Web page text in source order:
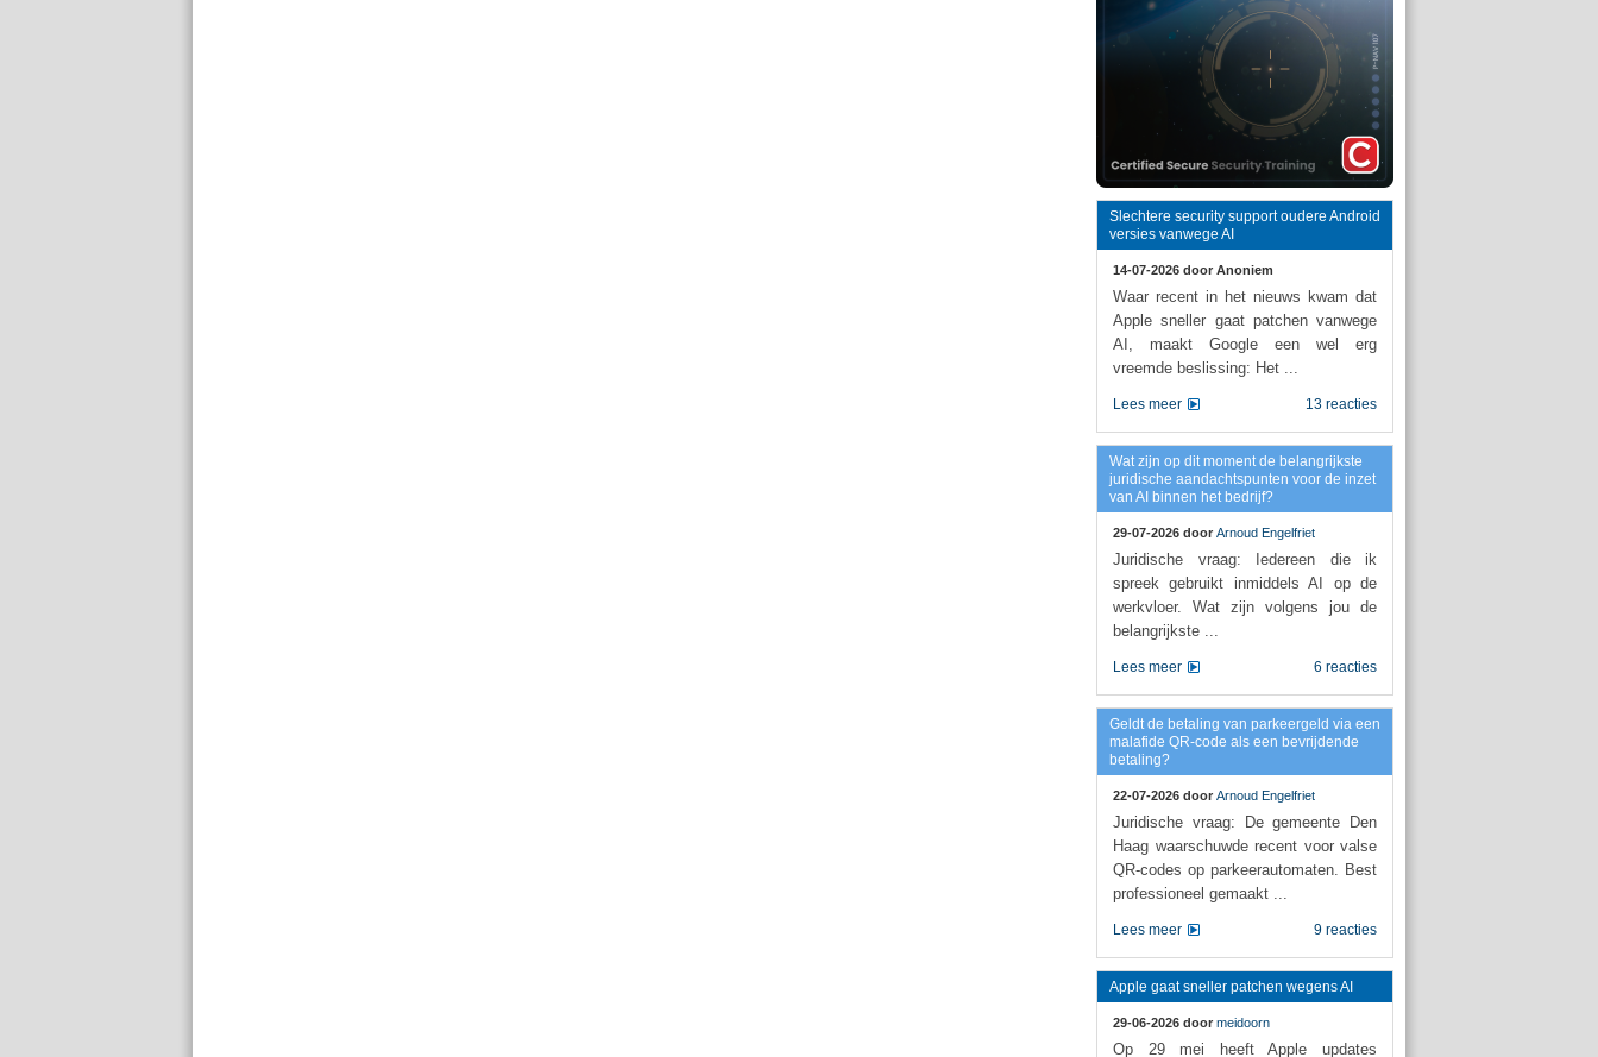
Slechtere security support oudere Android
versies vanwege AI
14-07-2026 door Anoniem
Waar recent in het nieuws kwam dat
Apple sneller gaat patchen vanwege
AI, maakt Google een wel erg
vreemde beslissing: Het ...
13 reacties
Lees meer
Wat zijn op dit moment de belangrijkste
juridische aandachtspunten voor de inzet
van AI binnen het bedrijf?
29-07-2026 door Arnoud Engelfriet
Juridische vraag: Iedereen die ik
spreek gebruikt inmiddels AI op de
werkvloer. Wat zijn volgens jou de
belangrijkste ...
6 reacties
Lees meer
Geldt de betaling van parkeergeld via een
malafide QR-code als een bevrijdende
betaling?
22-07-2026 door Arnoud Engelfriet
Juridische vraag: De gemeente Den
Haag waarschuwde recent voor valse
QR-codes op parkeerautomaten. Best
professioneel gemaakt ...
9 reacties
Lees meer
Apple gaat sneller patchen wegens AI
29-06-2026 door meidoorn
Op 29 mei heeft Apple updates